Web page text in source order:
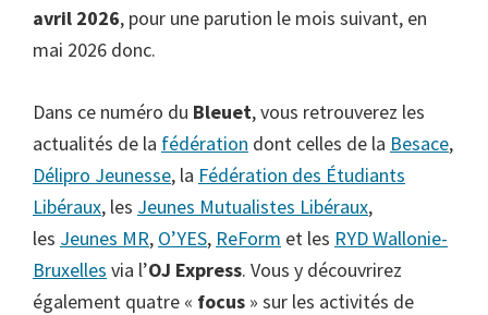
avril 2026, pour une parution le mois suivant, en
mai 2026 donc.
Dans ce numéro du Bleuet, vous retrouverez les
actualités de la fédération dont celles de la Besace,
Délipro Jeunesse, la Fédération des Étudiants
Libéraux, les Jeunes Mutualistes Libéraux,
les Jeunes MR, O’YES, ReForm et les RYD Wallonie-
Bruxelles via l’OJ Express. Vous y découvrirez
également quatre « focus » sur les activités de